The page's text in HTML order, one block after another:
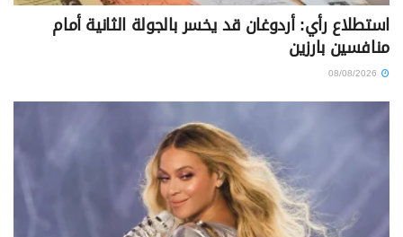
استطلاع رأي: أردوغان قد يخسر بالجولة الثانية أمام
منافسين بارزين